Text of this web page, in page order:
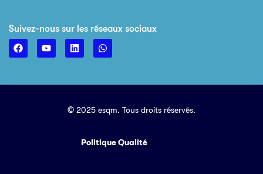
Suivez-nous sur les réseaux sociaux
© 2025 esqm. Tous droits réservés.
Politique Qualité